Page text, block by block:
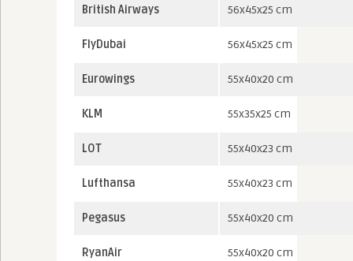
British Airways 56x45x25 cm
FlyDubai 56x45x25 cm
Eurowings 55x40x20 cm
KLM 55x35x25 cm
LOT 55x40x23 cm
Lufthansa 55x40x23 cm
Pegasus 55x40x20 cm
RyanAir 55x40x20 cm